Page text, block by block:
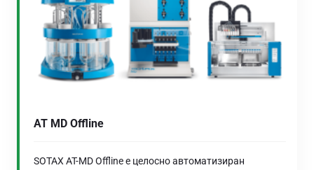
AT MD Offline
SOTAX AT-MD Offline е целосно автоматизиран